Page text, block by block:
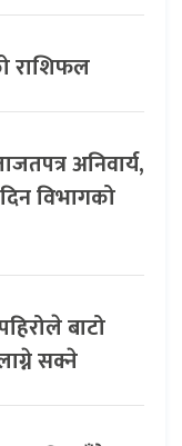
राशिफल
अनिवार्य,
विभागको
बाटो
सक्ने